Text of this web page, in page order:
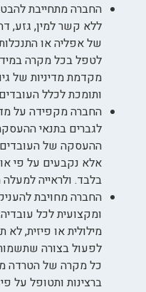
החברה מתחייבת
ללא קשר למין, גזע,
של אפליה או
לטפל בכל מקרה
מקדמת מדיניות של
ותומכת לכלל
החברה מקפידה על
לגברים בתנאי
ההעסקה של
אלא נקבעים על פי
בלבד. ולראייה למעלה מ80% מעובדי החברה הן
החברה מחויבת
ומקצועית לכל
מילולית או פיזית,
לפעול בצורה
כל מקרה של הטרדה
ברצינות ותטופל על